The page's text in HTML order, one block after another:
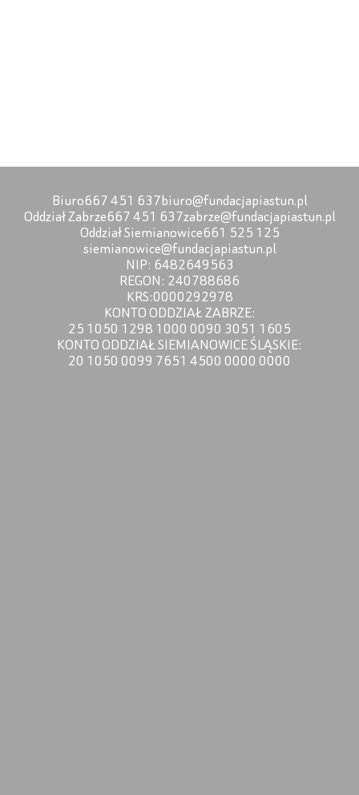
Biuro667 451 637biuro@fundacjapiastun.pl
Oddział Zabrze667 451 637zabrze@fundacjapiastun.pl
Oddział Siemianowice661 525 125
siemianowice@fundacjapiastun.pl
NIP: 6482649563
REGON: 240788686
KRS:0000292978
KONTO ODDZIAŁ ZABRZE:
25 1050 1298 1000 0090 3051 1605
KONTO ODDZIAŁ SIEMIANOWICE ŚLĄSKIE:
20 1050 0099 7651 4500 0000 0000